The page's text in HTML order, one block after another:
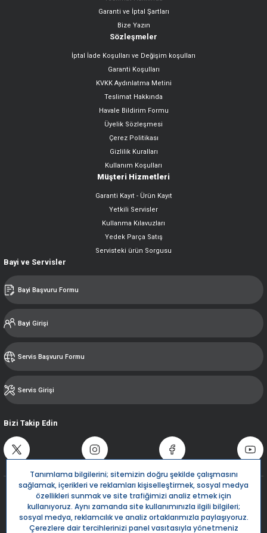
Garanti ve İptal Şartları
Bize Yazın
Sözleşmeler
İptal İade Koşulları ve Değişim koşulları
Garanti Koşulları
KVKK Aydınlatma Metini
Teslimat Hakkında
Havale Bildirim Formu
Üyelik Sözleşmesi
Çerez Politikası
Gizlilik Kuralları
Kullanım Koşulları
Müşteri Hizmetleri
Garanti Kayıt - Ürün Kayıt
Yetkili Servisler
Kullanma Kılavuzları
Yedek Parça Satış
Servisteki ürün Sorgusu
Bayi ve Servisler
Bayi Başvuru Formu
Bayi Girişi
Servis Başvuru Formu
Servis Girişi
Bizi Takip Edin
Destek Hattı